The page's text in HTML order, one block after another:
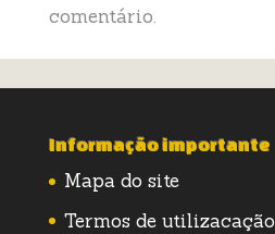
comentário.
Informação importante
Mapa do site
Termos de utilizacação